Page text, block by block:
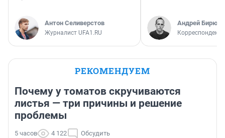
Антон Селиверстов
Журналист UFA1.RU
Андрей
Корреспондент
РЕКОМЕНДУЕМ
Почему у томатов скручиваются
листья — три причины и решение
проблемы
5 часов 4 122 Обсудить